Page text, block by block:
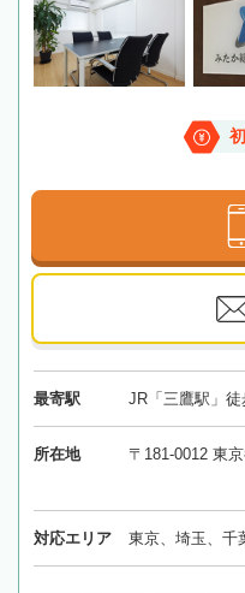
最寄駅 JR「三鷹駅」徒
所在地 〒181-0012 東
対応エリア 東京、埼玉、千